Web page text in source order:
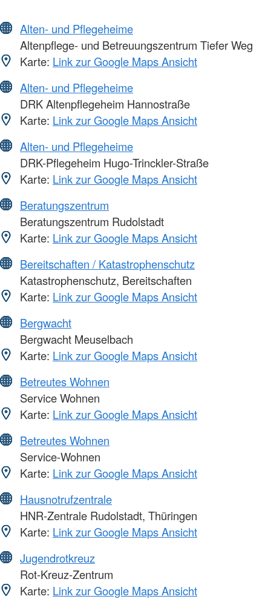
Alten- und Pflegeheime
Altenpflege- und Betreuungszentrum Tiefer Weg
Karte: Link zur Google Maps Ansicht
Alten- und Pflegeheime
DRK Altenpflegeheim Hannostraße
Karte: Link zur Google Maps Ansicht
Alten- und Pflegeheime
DRK-Pflegeheim Hugo-Trinckler-Straße
Karte: Link zur Google Maps Ansicht
Beratungszentrum
Beratungszentrum Rudolstadt
Karte: Link zur Google Maps Ansicht
Bereitschaften / Katastrophenschutz
Katastrophenschutz, Bereitschaften
Karte: Link zur Google Maps Ansicht
Bergwacht
Bergwacht Meuselbach
Karte: Link zur Google Maps Ansicht
Betreutes Wohnen
Service Wohnen
Karte: Link zur Google Maps Ansicht
Betreutes Wohnen
Service-Wohnen
Karte: Link zur Google Maps Ansicht
Hausnotrufzentrale
HNR-Zentrale Rudolstadt, Thüringen
Karte: Link zur Google Maps Ansicht
Jugendrotkreuz
Rot-Kreuz-Zentrum
Karte: Link zur Google Maps Ansicht